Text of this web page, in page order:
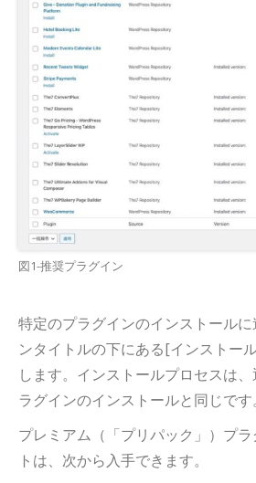
図1-推奨プラグイン
特定のプラグインのインストール
ンタイトルの下にある[インストー
します。インストールプロセスは
ラグインのインストールと同じです。
プレミアム（「プリパック」）プ
トは、次から入手できます。